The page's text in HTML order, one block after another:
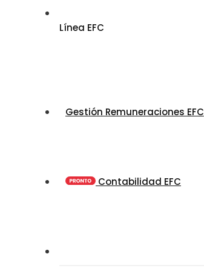
Línea EFC
Gestión Remuneraciones EFC
Contabilidad EFC